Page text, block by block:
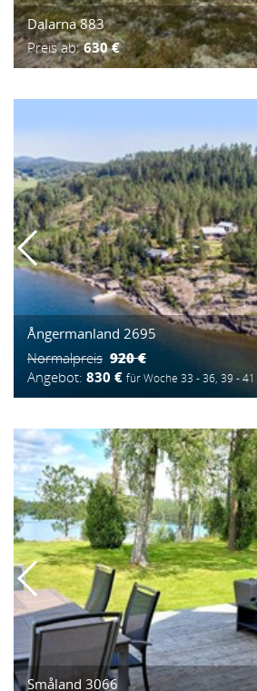
Dalarna 883
Preis ab:630 €
Ångermanland 2695
Normalpreis 920 €
Angebot: 830 € für Woche 33 - 36, 39 - 41
Småland 3066